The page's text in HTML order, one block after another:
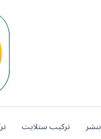
بنشر تركيب ستلايت